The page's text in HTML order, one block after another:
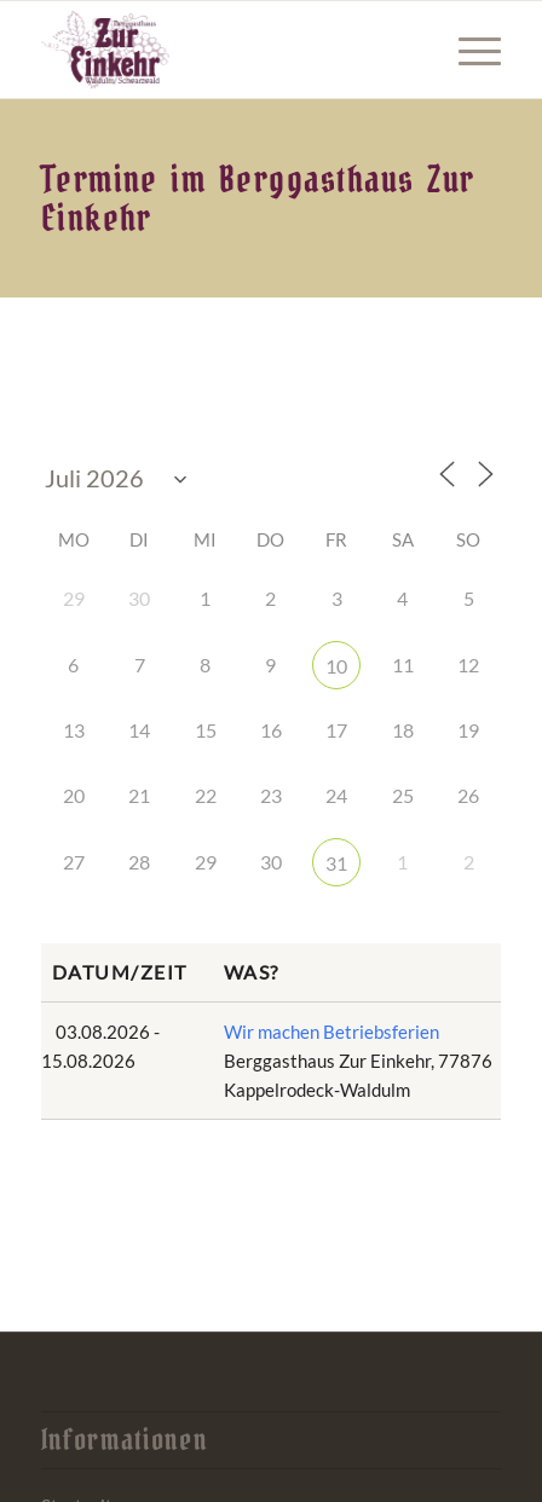
Termine im Berggasthaus Zur
Einkehr
MO DI MI DO FR SA SO
29 30 1 2 3 4 5
6 7 8 9 10 11 12
13 14 15 16 17 18 19
20 21 22 23 24 25 26
27 28 29 30 31 1 2
DATUM/ZEIT WAS?
03.08.2026 -
15.08.2026
Wir machen Betriebsferien
Berggasthaus Zur Einkehr, 77876
Kappelrodeck-Waldulm
Informationen